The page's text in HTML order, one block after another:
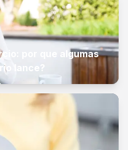
por que algumas
lance?